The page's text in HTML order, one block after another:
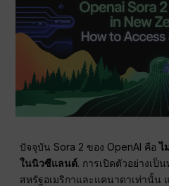
ปัจจุบัน Sora 2 ของ OpenAI คือไ
ในนิวซีแลนด์. การเปิดตัวอย่างเป็
สหรัฐอเมริกาและแคนาดาเท่านั้น